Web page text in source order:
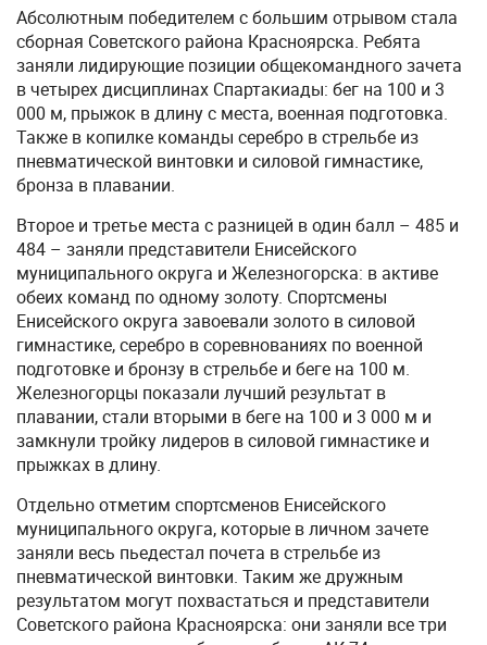
Абсолютным победителем с большим отрывом стала
сборная Советского района Красноярска. Ребята
заняли лидирующие позиции общекомандного зачета
в четырех дисциплинах Спартакиады: бег на 100 и 3
000 м, прыжок в длину с места, военная подготовка.
Также в копилке команды серебро в стрельбе из
пневматической винтовки и силовой гимнастике,
бронза в плавании.
Второе и третье места с разницей в один балл – 485 и
484 – заняли представители Енисейского
муниципального округа и Железногорска: в активе
обеих команд по одному золоту. Спортсмены
Енисейского округа завоевали золото в силовой
гимнастике, серебро в соревнованиях по военной
подготовке и бронзу в стрельбе и беге на 100 м.
Железногорцы показали лучший результат в
плавании, стали вторыми в беге на 100 и 3 000 м и
замкнули тройку лидеров в силовой гимнастике и
прыжках в длину.
Отдельно отметим спортсменов Енисейского
муниципального округа, которые в личном зачете
заняли весь пьедестал почета в стрельбе из
пневматической винтовки. Таким же дружным
результатом могут похвастаться и представители
Советского района Красноярска: они заняли все три